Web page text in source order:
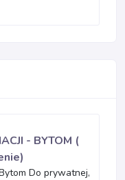
- BYTOM (
Do prywatnej,